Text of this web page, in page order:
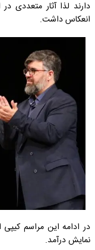
دارند لذا آثار
انعکاس داشت.
در ادامه این‌ مراسم
نمایش درآمد.